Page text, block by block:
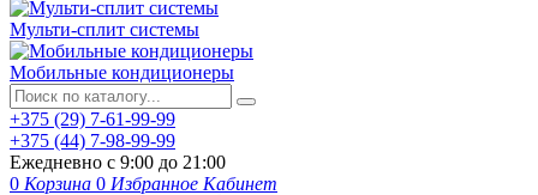
Мульти-сплит системы
Мобильные кондиционеры
+375 (29) 7-61-99-99
+375 (44) 7-98-99-99
Ежедневно с 9:00 до 21:00
0 Корзина 0 Избранное Кабинет